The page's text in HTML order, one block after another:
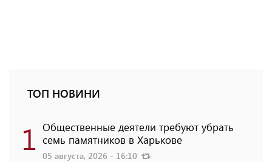
ТОП НОВИНИ
1 Общественные деятели требуют убрать
семь памятников в Харькове
05 августа, 2026 - 16:10